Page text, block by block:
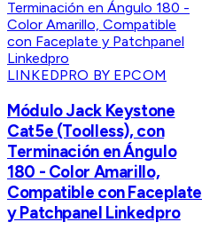
LINKEDPRO BY EPCOM
Módulo Jack Keystone
Cat5e (Toolless), con
Terminación en Ángulo
180 - Color Amarillo,
Compatible con Faceplate
y Patchpanel Linkedpro